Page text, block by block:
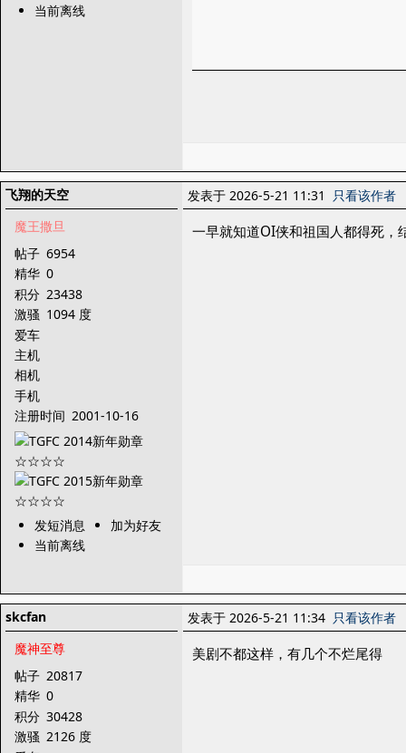
当前离线
飞翔的天空
魔王撒旦
帖子 6954
精华 0
积分 23438
激骚 1094 度
爱车
主机
相机
手机
注册时间 2001-10-16
发短消息
加为好友
当前离线
发表于 2026-5-21 11:31 只看该作者
一早就知道OI侠和祖国人都得死，
skcfan
魔神至尊
帖子 20817
精华 0
积分 30428
激骚 2126 度
发表于 2026-5-21 11:34 只看该作者
美剧不都这样，有几个不烂尾得